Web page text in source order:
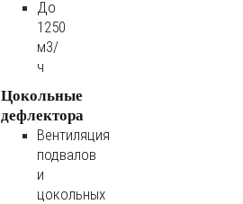
До
1250
м3/
ч
Цокольные
дефлектора
Вентиляция
подвалов
и
цокольных